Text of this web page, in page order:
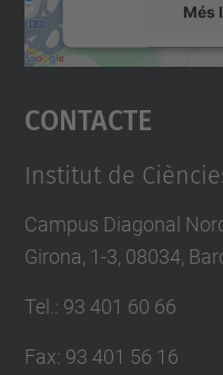
Més
powered by
Contacte
Institut de
Campus Diagonal
Girona, 1-3, 08034,
Tel.: 93 401 60 66
Fax: 93 401 56 16